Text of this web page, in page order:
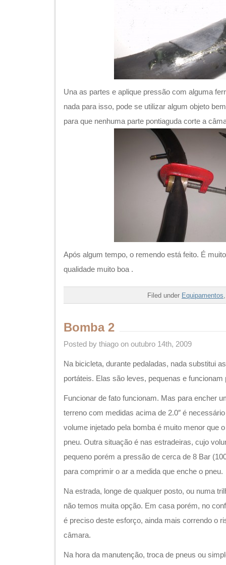
Una as partes e aplique pressão com alguma
nada para isso, pode se utilizar algum objeto
para que nenhuma parte pontiaguda corte a
Após algum tempo, o remendo está feito. É
qualidade muito boa .
Filed under Equipamentos
Bomba 2
Posted by thiago on outubro 14th, 2009
Na bicicleta, durante pedaladas, nada substitui
portáteis. Elas são leves, pequenas e funcionam
Funcionar de fato funcionam. Mas para encher
terreno com medidas acima de 2.0″ é
volume injetado pela bomba é muito menor que
pneu. Outra situação é nas estradeiras, cujo
pequeno porém a pressão de cerca de 8 Bar
para comprimir o ar a medida que enche o pneu.
Na estrada, longe de qualquer posto, ou numa
não temos muita opção. Em casa porém, no
é preciso deste esforço, ainda mais correndo o
câmara.
Na hora da manutenção, troca de pneus ou